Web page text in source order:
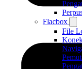
Flacbox
File